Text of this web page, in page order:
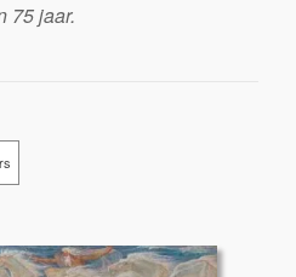
75 jaar.